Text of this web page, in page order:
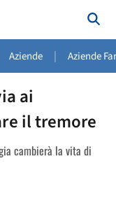
Aziende | Aziende
ai
il tremore
cambierà la vita di